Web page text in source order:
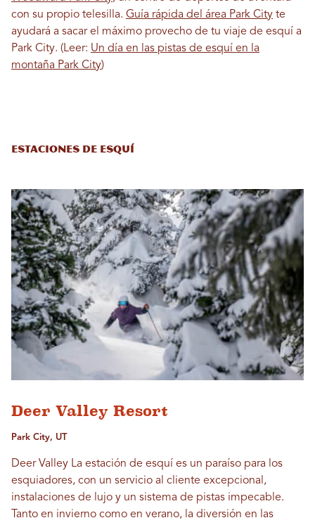
con su propio telesilla. Guía rápida del área Park City te
ayudará a sacar el máximo provecho de tu viaje de esquí a
Park City. (Leer: Un día en las pistas de esquí en la
montaña Park City)
Estaciones de esquí
Deer Valley Resort
Park City, UT
Deer Valley La estación de esquí es un paraíso para los
esquiadores, con un servicio al cliente excepcional,
instalaciones de lujo y un sistema de pistas impecable.
Tanto en invierno como en verano, la diversión en las